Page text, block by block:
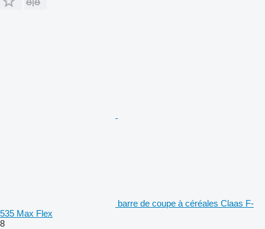
barre de coupe à céréales Claas F-
535 Max Flex
8